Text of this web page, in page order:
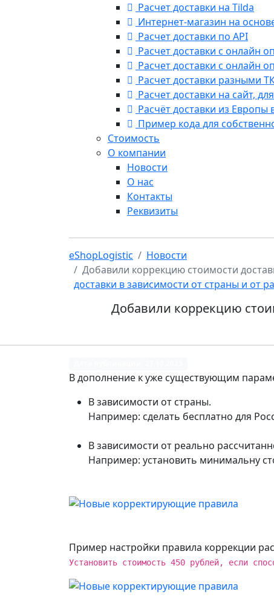
Расчет доставки на Tilda
Интернет-магазин на
Расчет доставки по API
Расчет доставки с онлайн
Расчет доставки с онлайн
Расчет доставки разными
Расчет доставки на сайт,
Расчёт доставки из Европы
Пример кода для
Стоимость
О компании
Новости
О нас
Контакты
Реквизиты
eShopLogistic
Новости
Добавили коррекцию стоимости
доставки в зависимости от страны и от
Добавили коррекцию
В дополнение к уже существующим
В зависимости от страны.
Например: сделать бесплатно для
В зависимости от реально
Например: установить минимальну
Пример настройки правила коррекции
Установить стоимость 450 рублей, если